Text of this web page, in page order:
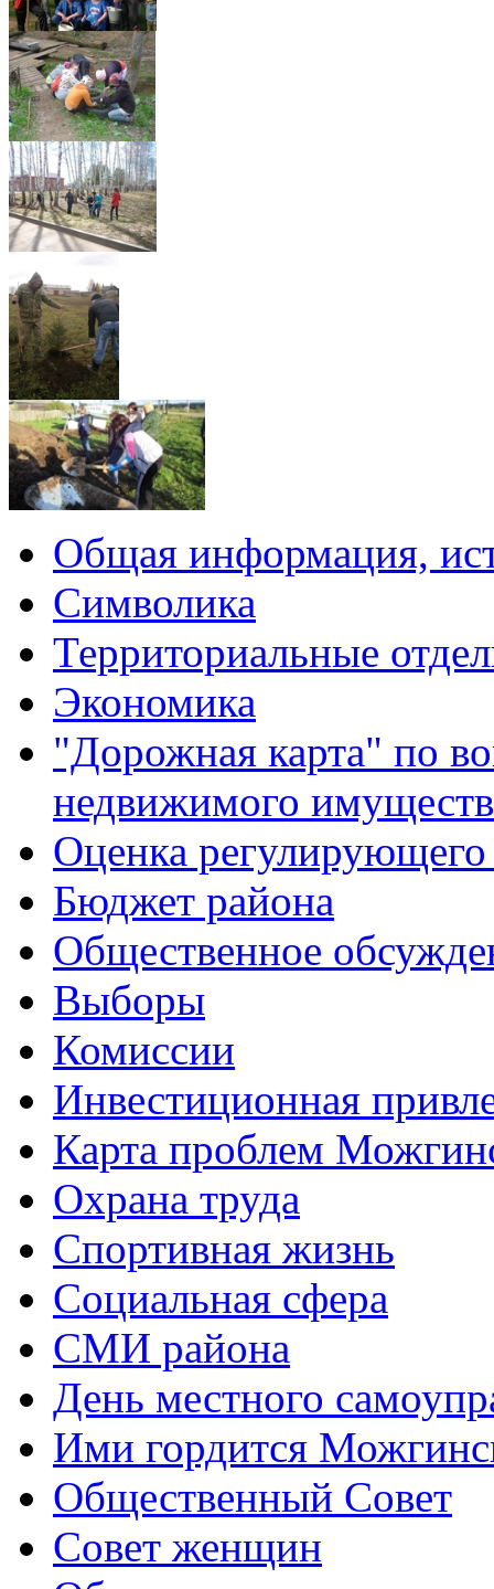
Общая информация,
Символика
Территориальные
Экономика
"Дорожная карта" по
недвижимого
Оценка регулирующего
Бюджет района
Общественное
Выборы
Комиссии
Инвестиционная
Карта проблем
Охрана труда
Спортивная жизнь
Социальная сфера
СМИ района
День местного
Ими гордится
Общественный Совет
Совет женщин